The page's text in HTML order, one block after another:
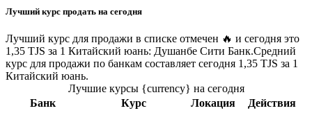
Лучший курс продать на сегодня
Лучший курс для продажи в списке отмечен 🔥 и сегодня это
1,35 TJS за 1 Китайский юань: Душанбе Сити Банк.Средний
курс для продажи по банкам составляет сегодня 1,35 TJS за 1
Китайский юань.
Лучшие курсы {currency} на сегодня
Банк
Курс Локация Действия